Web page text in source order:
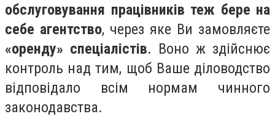
обслуговування працівників теж бере на
себе агентство, через яке Ви замовляєте
«оренду» спеціалістів. Воно ж здійснює
контроль над тим, щоб Ваше діловодство
відповідало всім нормам чинного
законодавства.